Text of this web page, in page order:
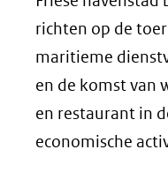
richten op de
maritieme
en de komst van
en restaurant in
economische